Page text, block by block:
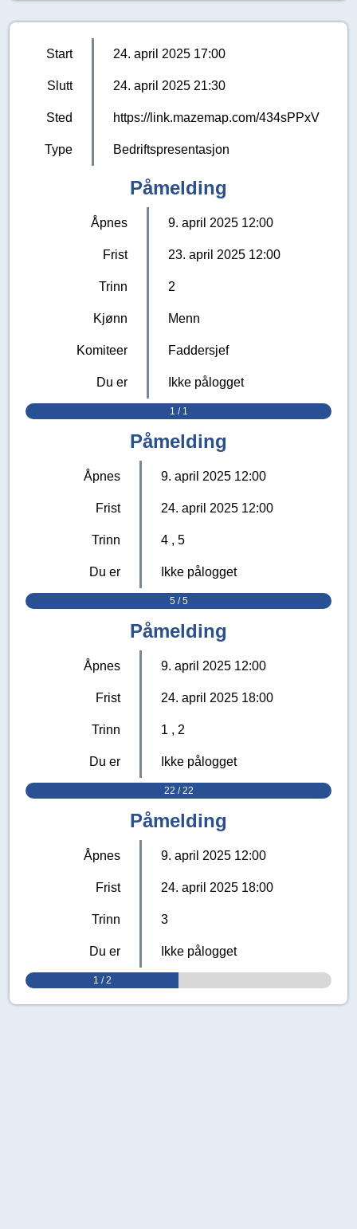
Start 24. april 2025 17:00
Slutt 24. april 2025 21:30
Sted https://link.mazemap.com/434sPPxV
Type Bedriftspresentasjon
Påmelding
Åpnes 9. april 2025 12:00
Frist 23. april 2025 12:00
Trinn 2
Kjønn Menn
Komiteer Faddersjef
Du er Ikke pålogget
1 / 1
Påmelding
Åpnes 9. april 2025 12:00
Frist 24. april 2025 12:00
Trinn 4 5
Du er Ikke pålogget
5 / 5
Påmelding
Åpnes 9. april 2025 12:00
Frist 24. april 2025 18:00
Trinn 1 2
Du er Ikke pålogget
22 / 22
Påmelding
Åpnes 9. april 2025 12:00
Frist 24. april 2025 18:00
Trinn 3
Du er Ikke pålogget
1 / 2